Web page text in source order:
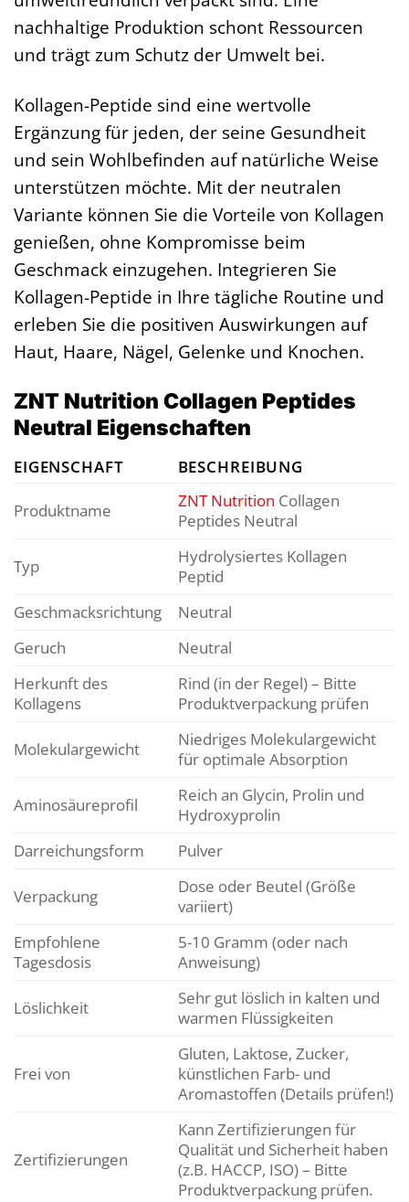
nachhaltige Produktion schont Ressourcen
und trägt zum Schutz der Umwelt bei.
Kollagen-Peptide sind eine wertvolle
Ergänzung für jeden, der seine Gesundheit
und sein Wohlbefinden auf natürliche Weise
unterstützen möchte. Mit der neutralen
Variante können Sie die Vorteile von Kollagen
genießen, ohne Kompromisse beim
Geschmack einzugehen. Integrieren Sie
Kollagen-Peptide in Ihre tägliche Routine und
erleben Sie die positiven Auswirkungen auf
Haut, Haare, Nägel, Gelenke und Knochen.
ZNT Nutrition Collagen Peptides
Neutral Eigenschaften
EIGENSCHAFT BESCHREIBUNG
Produktname ZNT Nutrition Collagen
Peptides Neutral
Typ
Hydrolysiertes Kollagen
Peptid
Geschmacksrichtung
Neutral
Geruch
Neutral
Herkunft des
Kollagens
Rind (in der Regel) – Bitte
Produktverpackung prüfen
Molekulargewicht
Niedriges Molekulargewicht
für optimale Absorption
Aminosäureprofil
Reich an Glycin, Prolin und
Hydroxyprolin
Darreichungsform
Pulver
Verpackung
Dose oder Beutel (Größe
variiert)
Empfohlene
Tagesdosis
5-10 Gramm (oder nach
Anweisung)
Löslichkeit
Sehr gut löslich in kalten und
warmen Flüssigkeiten
Frei von
Gluten, Laktose, Zucker,
künstlichen Farb- und
Aromastoffen (Details prüfen!)
Zertifizierungen
Kann Zertifizierungen für
Qualität und Sicherheit haben
(z.B. HACCP, ISO) – Bitte
Produktverpackung prüfen.